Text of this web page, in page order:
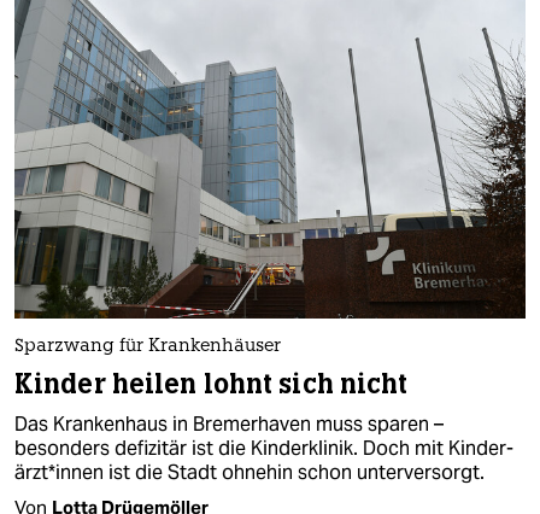
öko
gesellschaft
kultur
sport
berlin
nord
wahrheit
verlag
verlag
Sparzwang für Krankenhäuser
Kinder heilen lohnt sich nicht
Das Krankenhaus in Bremerhaven muss sparen –
besonders defizitär ist die Kinderklinik. Doch mit Kin­der­
ärz­t*in­nen ist die Stadt ohnehin schon unterversorgt.
Von Lotta Drügemöller